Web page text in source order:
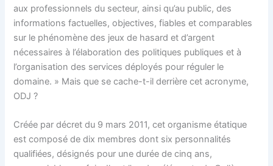
aux professionnels du secteur, ainsi qu’au public, des
informations factuelles, objectives, fiables et comparables
sur le phénomène des jeux de hasard et d’argent
nécessaires à l’élaboration des politiques publiques et à
l’organisation des services déployés pour réguler le
domaine. » Mais que se cache-t-il derrière cet acronyme,
ODJ ?
Créée par décret du 9 mars 2011, cet organisme étatique
est composé de dix membres dont six personnalités
qualifiées, désignés pour une durée de cinq ans,